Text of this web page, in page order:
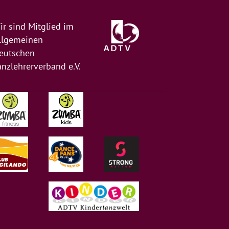
sind Mitglied im
e.V.